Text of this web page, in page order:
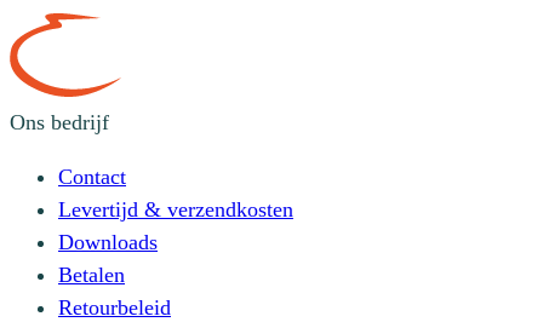
Ons bedrijf
Contact
Levertijd & verzendkosten
Downloads
Betalen
Retourbeleid